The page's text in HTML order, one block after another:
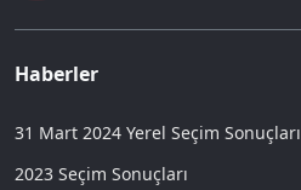
Haberler
31 Mart 2024 Yerel Seçim Sonuçları
2023 Seçim Sonuçları